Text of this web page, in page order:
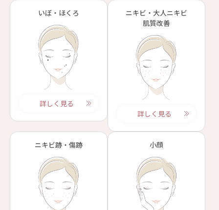
いぼ・ほくろ
詳しく見る
ニキビ・大人ニキビ
肌質改善
詳しく見る
ニキビ跡・傷跡 小顔